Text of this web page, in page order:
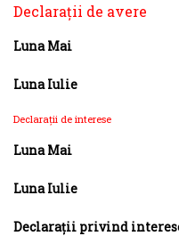
Declaraţii de avere
Luna Mai
Luna Iulie
Declaraţii de interese
Luna Mai
Luna Iulie
Declaraţii privind